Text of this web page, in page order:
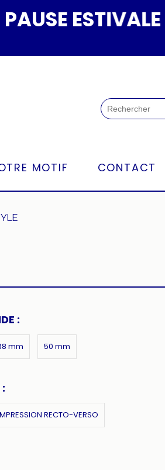
ESTIVALE -
MOTIF CONTACT
:
mm 50 mm
RECTO-VERSO